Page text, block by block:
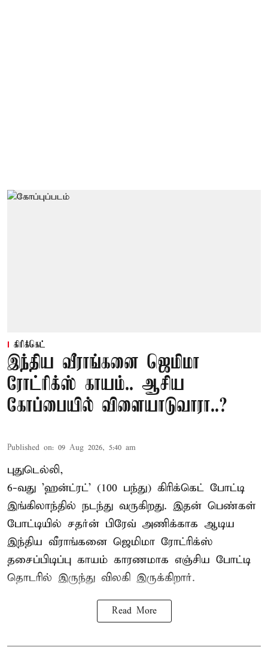
கிரிக்கெட்
இந்திய வீராங்கனை ஜெமிமா
ரோட்ரிக்ஸ் காயம்.. ஆசிய
கோப்பையில் விளையாடுவாரா..?
Published on: 09 Aug 2026, 5:40 am
புதுடெல்லி,
6-வது 'ஹன்ட்ரட்' (100 பந்து) கிரிக்கெட் போட்டி
இங்கிலாந்தில் நடந்து வருகிறது. இதன் பெண்கள்
போட்டியில் சதர்ன் பிரேவ் அணிக்காக ஆடிய
இந்திய வீராங்கனை ஜெமிமா ரோட்ரிக்ஸ்
தசைப்பிடிப்பு காயம் காரணமாக எஞ்சிய போட்டி
தொடரில் இருந்து விலகி இருக்கிறார்.
Read More